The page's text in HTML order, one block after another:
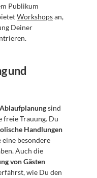
Publikum
Workshops an,
Deiner
und
sind
freie Trauung. Du
Handlungen
besondere
von Gästen
wie Du den